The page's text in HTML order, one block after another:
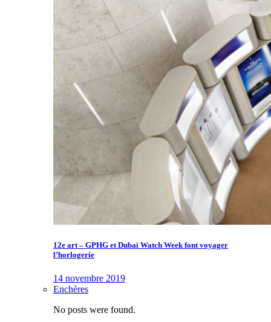
12e art – GPHG et Dubaï Watch Week font voyager
l’horlogerie
14 novembre 2019
Enchères
No posts were found.